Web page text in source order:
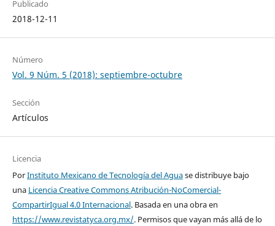
Publicado
2018-12-11
Número
Vol. 9 Núm. 5 (2018): septiembre-octubre
Sección
Artículos
Licencia
PorInstituto Mexicano de Tecnología del Aguase distribuye bajo
una Licencia Creative Commons Atribución-NoComercial-
CompartirIgual 4.0 Internacional. Basada en una obra en
https://www.revistatyca.org.mx/. Permisos que vayan más allá de lo